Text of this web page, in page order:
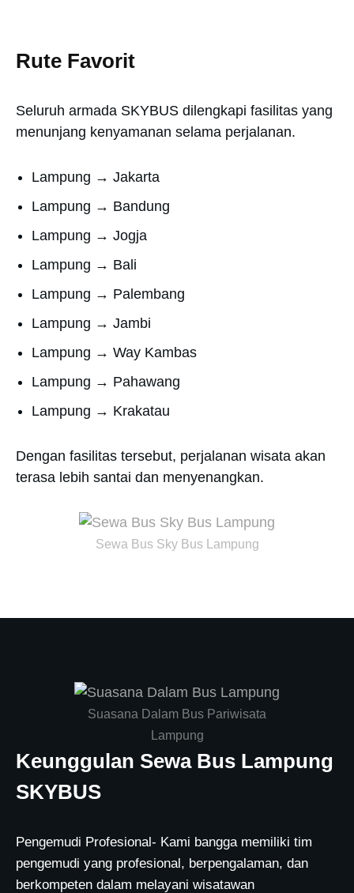
Rute Favorit
Seluruh armada SKYBUS dilengkapi fasilitas yang
menunjang kenyamanan selama perjalanan.
Lampung → Jakarta
Lampung → Bandung
Lampung → Jogja
Lampung → Bali
Lampung → Palembang
Lampung → Jambi
Lampung → Way Kambas
Lampung → Pahawang
Lampung → Krakatau
Dengan fasilitas tersebut, perjalanan wisata akan
terasa lebih santai dan menyenangkan.
Sewa Bus Sky Bus Lampung
Suasana Dalam Bus Pariwisata
Lampung
Keunggulan Sewa Bus Lampung
SKYBUS
Pengemudi Profesional- Kami bangga memiliki tim
pengemudi yang profesional, berpengalaman, dan
berkompeten dalam melayani wisatawan